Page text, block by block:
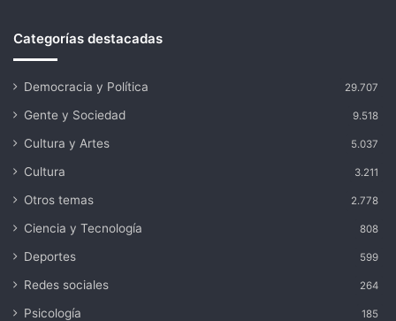
Categorías destacadas
Democracia y Política 29.707
Gente y Sociedad 9.518
Cultura y Artes 5.037
Cultura 3.211
Otros temas 2.778
Ciencia y Tecnología 808
Deportes 599
Redes sociales 264
Psicología 185